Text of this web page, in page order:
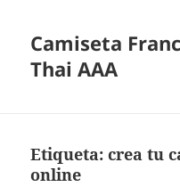
Camiseta
Thai AAA
Etiqueta:crea tu
online